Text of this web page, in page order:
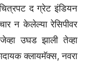
द ग्रेट इंडियन
न केलेल्या रेसिपीवर
उघड झाली तेव्हा
क्लायमॅक्स, नवरा